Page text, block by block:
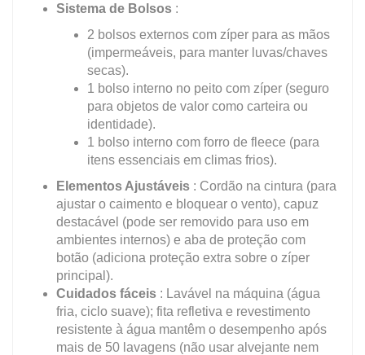
Sistema de Bolsos :
2 bolsos externos com zíper para as mãos
(impermeáveis, para manter luvas/chaves
secas).
1 bolso interno no peito com zíper (seguro
para objetos de valor como carteira ou
identidade).
1 bolso interno com forro de fleece (para
itens essenciais em climas frios).
Elementos Ajustáveis : Cordão na cintura (para
ajustar o caimento e bloquear o vento), capuz
destacável (pode ser removido para uso em
ambientes internos) e aba de proteção com
botão (adiciona proteção extra sobre o zíper
principal).
Cuidados fáceis : Lavável na máquina (água
fria, ciclo suave); fita refletiva e revestimento
resistente à água mantêm o desempenho após
mais de 50 lavagens (não usar alvejante nem